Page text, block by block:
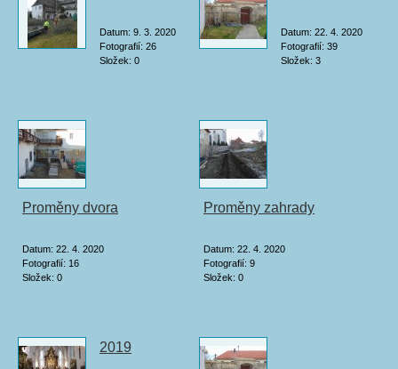
Datum: 9. 3. 2020
Fotografií: 26
Složek: 0
Datum: 22. 4. 2020
Fotografií: 39
Složek: 3
Proměny dvora
Datum: 22. 4. 2020
Fotografií: 16
Složek: 0
Proměny zahrady
Datum: 22. 4. 2020
Fotografií: 9
Složek: 0
2019